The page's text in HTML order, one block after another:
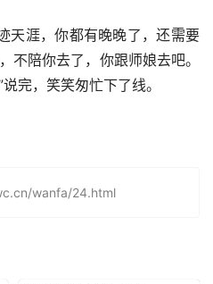
天涯，你都有晚晚了，还需要
不陪你去了，你跟师娘去吧。
完，笑笑匆忙下了线。
wanfa/24.html